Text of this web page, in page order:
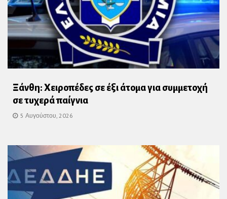
Ξάνθη: Χειροπέδες σε έξι άτομα για συμμετοχή
σε τυχερά παίγνια
5 Αυγούστου, 2026